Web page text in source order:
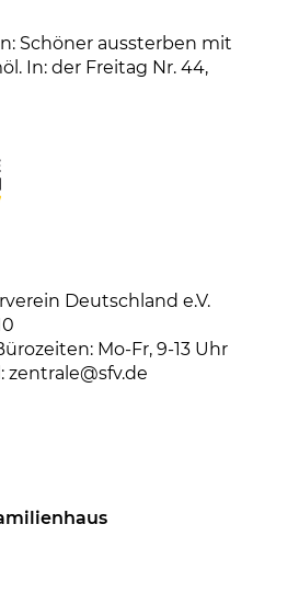
Schöner aussterben mit
In: der Freitag Nr. 44,
Deutschland e.V.
Mo-Fr, 9-13 Uhr
zentrale@sfv.de